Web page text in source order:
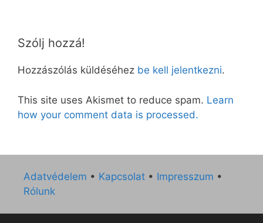
Szólj hozzá!
Hozzászólás küldéséhez be kell jelentkezni.
This site uses Akismet to reduce spam. Learn
how your comment data is processed.
Adatvédelem • Kapcsolat • Impresszum •
Rólunk